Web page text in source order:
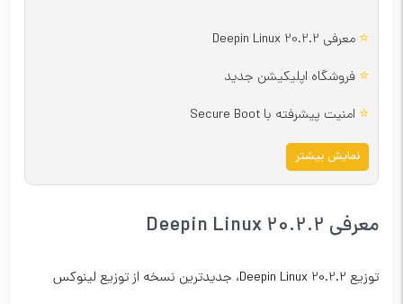
⭐ معرفی Deepin Linux 20.2.2
⭐ فروشگاه اپلیکیشن جدید
⭐ امنیت پیشرفته با Secure Boot
نمایش بیشتر
معرفی Deepin Linux 20.2.2
توزیع Deepin Linux 20.2.2، جدیدترین نسخه از توزیع لینوکس